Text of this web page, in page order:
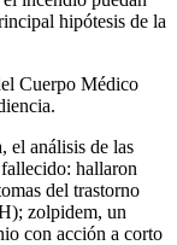
hipótesis de la
Cuerpo Médico
el análisis de las
hallaron
del trastorno
zolpidem, un
con acción a corto